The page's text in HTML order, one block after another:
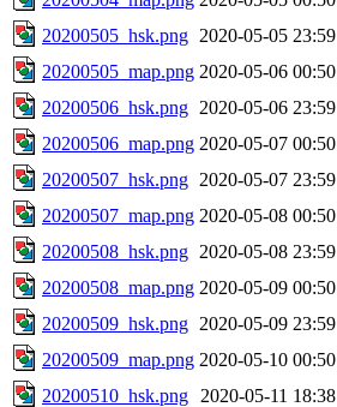
20200505_hsk.png 2020-05-05 23:59
20200505_map.png 2020-05-06 00:50
20200506_hsk.png 2020-05-06 23:59
20200506_map.png 2020-05-07 00:50
20200507_hsk.png 2020-05-07 23:59
20200507_map.png 2020-05-08 00:50
20200508_hsk.png 2020-05-08 23:59
20200508_map.png 2020-05-09 00:50
20200509_hsk.png 2020-05-09 23:59
20200509_map.png 2020-05-10 00:50
20200510_hsk.png
2020-05-11 18:38